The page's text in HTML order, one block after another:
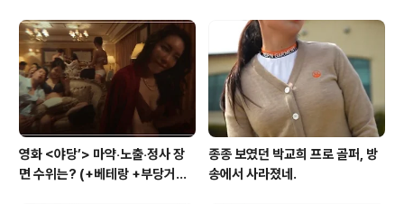
영화 <야당’> 마약‧노출‧정사 장
면 수위는? (+베테랑 +부당거래
종종 보였던 박교희 프로 골퍼, 방
송에서 사라졌네.